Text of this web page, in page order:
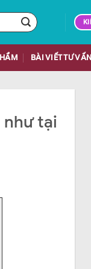
BÀI VIẾT TƯ VẤN
như tại